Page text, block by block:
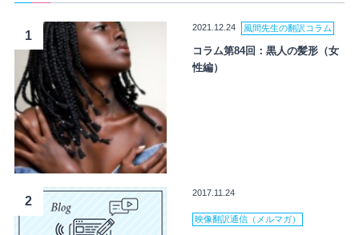
1
2021.12.24 風間先生の翻訳コラム
コラム第84回：黒人の髪形（女
性編）
2
2017.11.24
映像翻訳通信（メルマガ）